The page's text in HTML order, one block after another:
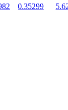
BTR
0.35299